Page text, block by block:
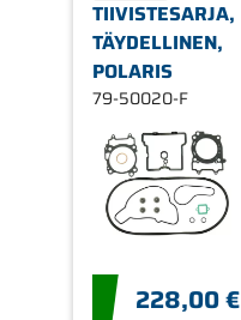
TIIVISTESARJA,
TÄYDELLINEN,
POLARIS
79-50020-F
228,00 €